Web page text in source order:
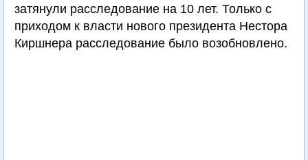
затянули расследование на 10 лет. Только с
приходом к власти нового президента Нестора
Киршнера расследование было возобновлено.